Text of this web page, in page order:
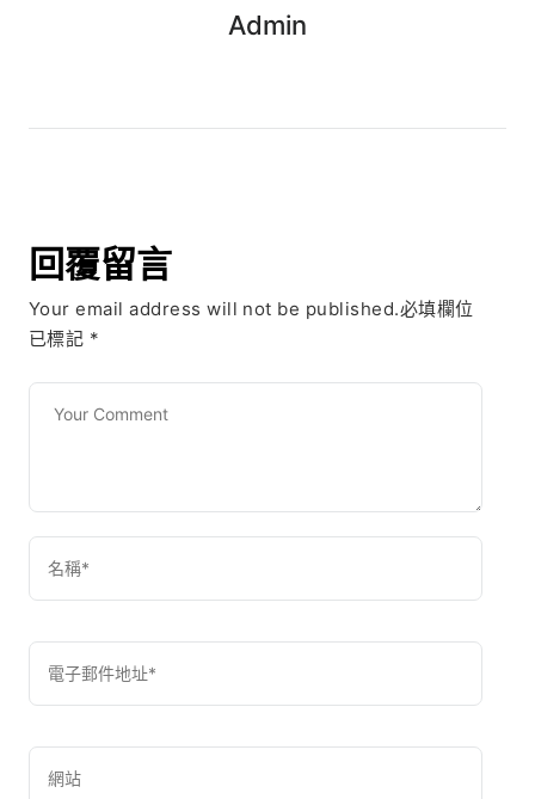
Admin
回覆留言
Your email address will not be published.必填欄位
已標記 *